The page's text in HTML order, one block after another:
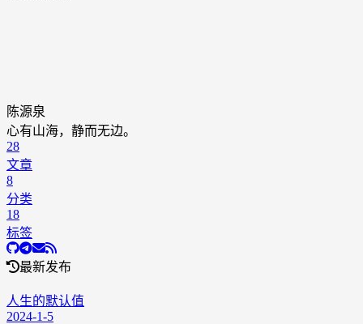
陈源泉
心有山海，静而无边。
28
文章
8
分类
18
标签
最新发布
人生的默认值
2024-1-5